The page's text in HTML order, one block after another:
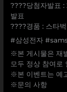
????당첨자발표 :
발표
????경품 : 스타
#삼성전자
※본 게시물은 재
모두 정상 참여로
※본 이벤트는 예
※문의 사항